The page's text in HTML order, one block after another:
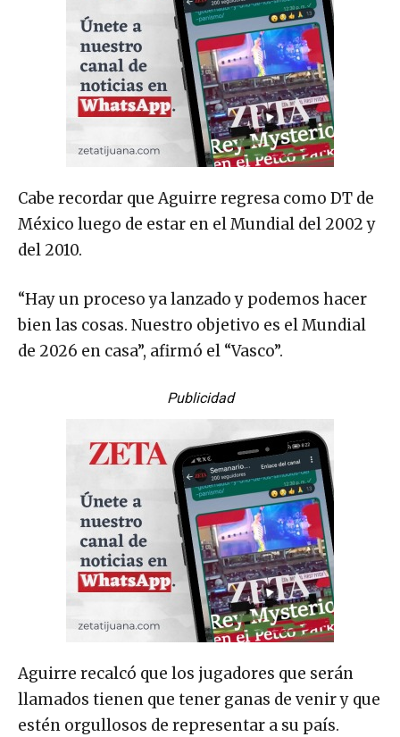
Cabe recordar que Aguirre regresa como DT de
México luego de estar en el Mundial del 2002 y
del 2010.
“Hay un proceso ya lanzado y podemos hacer
bien las cosas. Nuestro objetivo es el Mundial
de 2026 en casa”, afirmó el “Vasco”.
Publicidad
Aguirre recalcó que los jugadores que serán
llamados tienen que tener ganas de venir y que
estén orgullosos de representar a su país.